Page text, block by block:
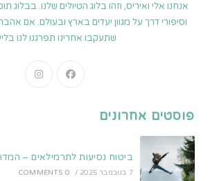
אנחנו אלי ואיריס, וזהו בלוג הטיולים שלנו. בבלוג
וסיפורי דרך על מגוון יעדים בארץ ובעולם. אם
שתעקבו אחרינו תפרגנו לנו
Opens
פוסטים אחרונים
ביטוח נסיעות לתרמילאים –
7 בנובמבר 2025 /
0 COMMENTS